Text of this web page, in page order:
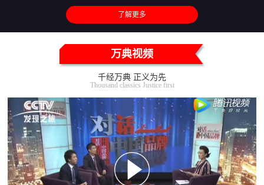
了解更多
万典视频
千经万典 正义为先
Thousand classics Justice first